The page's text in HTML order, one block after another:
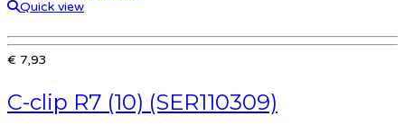
Quick view
€ 7,93
C-clip R7 (10) (SER110309)